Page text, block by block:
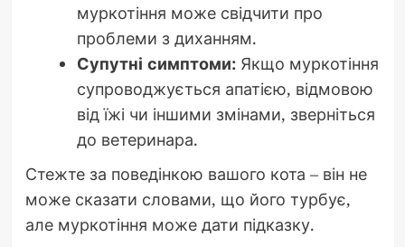
муркотіння може свідчити про
проблеми з диханням.
Супутні симптоми:Якщо муркотіння
супроводжується апатією, відмовою
від їжі чи іншими змінами, зверніться
до ветеринара.
Стежте за поведінкою вашого кота – він не
може сказати словами, що його турбує,
але муркотіння може дати підказку.